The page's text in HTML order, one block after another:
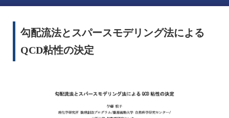
勾配流法とスパースモデリング法による
QCD粘性の決定